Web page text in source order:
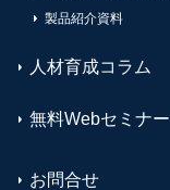
製品紹介資料
人材育成コラム
無料Webセミナー
お問合せ